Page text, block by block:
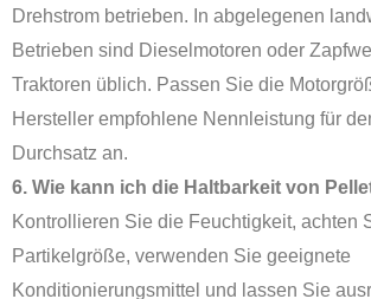
Drehstrom betrieben. In abgelegenen
Betrieben sind Dieselmotoren oder
Traktoren üblich. Passen Sie die
Hersteller empfohlene Nennleistung für
Durchsatz an.
6. Wie kann ich die Haltbarkeit von
Kontrollieren Sie die Feuchtigkeit, achten
Partikelgröße, verwenden Sie geeignete
Konditionierungsmittel und lassen Sie